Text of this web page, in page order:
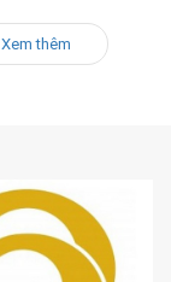
Xem thêm